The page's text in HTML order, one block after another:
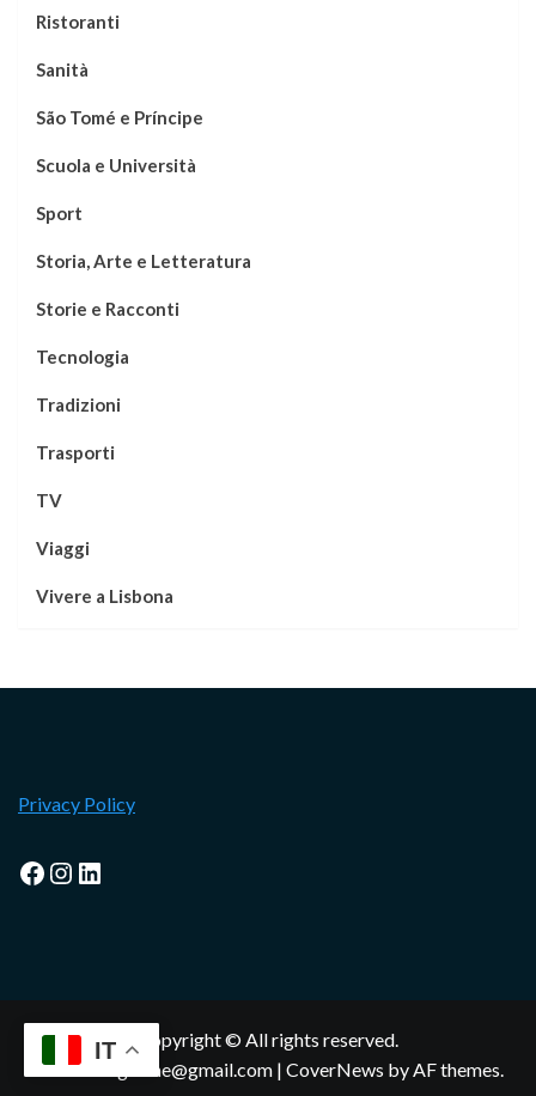
Ristoranti
Sanità
São Tomé e Príncipe
Scuola e Università
Sport
Storia, Arte e Letteratura
Storie e Racconti
Tecnologia
Tradizioni
Trasporti
TV
Viaggi
Vivere a Lisbona
Privacy Policy
Facebook
Instagram
LinkedIn
Copyright © All rights reserved.
lisbonamagazine@gmail.com | CoverNews by AF themes.
IT